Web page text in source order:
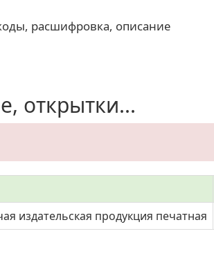
расшифровка, описание
открытки...
издательская продукция печатная